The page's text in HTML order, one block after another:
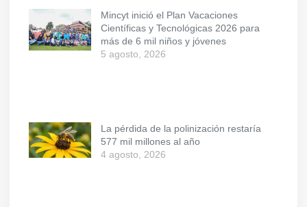
Mincyt inició el Plan Vacaciones
Científicas y Tecnológicas 2026 para
más de 6 mil niños y jóvenes
5 agosto, 2026
La pérdida de la polinización restaría
577 mil millones al año
4 agosto, 2026